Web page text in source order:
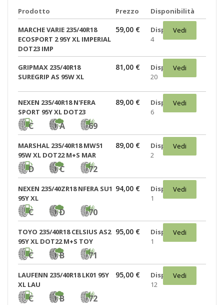
Prodotto Prezzo Disponibilità
MARCHE VARIE 235/40R18
ECOSPORT 2 95Y XL IMPERIAL
DOT23 IMP
59,00 €
Disponibili:
4
Vedi
GRIPMAX 235/40R18
SUREGRIP AS 95W XL
81,00 €
Disponibili:
20
Vedi
NEXEN 235/40R18 N'FERA
SPORT 95Y XL DOT23
C A 69
89,00 €
Disponibili:
6
Vedi
MARSHAL 235/40R18 MW51
95W XL DOT22 M+S MAR
D C 72
89,00 €
Disponibili:
2
Vedi
NEXEN 235/40ZR18 NFERA SU1
95Y XL
C D 70
94,00 €
Disponibili:
1
Vedi
TOYO 235/40R18 CELSIUS AS2
95Y XL DOT22 M+S TOY
C B 71
95,00 €
Disponibili:
1
Vedi
LAUFENN 235/40R18 LK01 95Y
XL LAU
C B 72
95,00 €
Disponibili:
12
Vedi